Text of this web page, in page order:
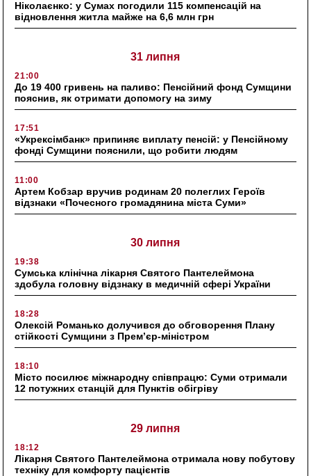
Ніколаєнко: у Сумах погодили 115 компенсацій на
відновлення житла майже на 6,6 млн грн
31 липня
21:00
До 19 400 гривень на паливо: Пенсійний фонд Сумщини
пояснив, як отримати допомогу на зиму
17:51
«Укрексімбанк» припиняє виплату пенсій: у Пенсійному
фонді Сумщини пояснили, що робити людям
11:00
Артем Кобзар вручив родинам 20 полеглих Героїв
відзнаки «Почесного громадянина міста Суми»
30 липня
19:38
Сумська клінічна лікарня Святого Пантелеймона
здобула головну відзнаку в медичній сфері України
18:28
Олексій Романько долучився до обговорення Плану
стійкості Сумщини з Прем’єр-міністром
18:10
Місто посилює міжнародну співпрацю: Суми отримали
12 потужних станцій для Пунктів обігріву
29 липня
18:12
Лікарня Святого Пантелеймона отримала нову побутову
техніку для комфорту пацієнтів